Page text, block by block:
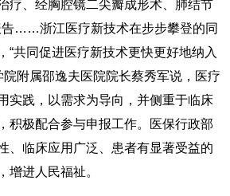
疗、经胸腔镜二尖瓣成形术、肺结节
……浙江医疗新技术在步步攀登的同
“共同促进医疗新技术更快更好地纳入
院附属邵逸夫医院院长蔡秀军说，医疗
实践，以需求为导向，并侧重于临床
积极配合参与申报工作。医保行政部
、临床应用广泛、患者有显著受益的
增进人民福祉。